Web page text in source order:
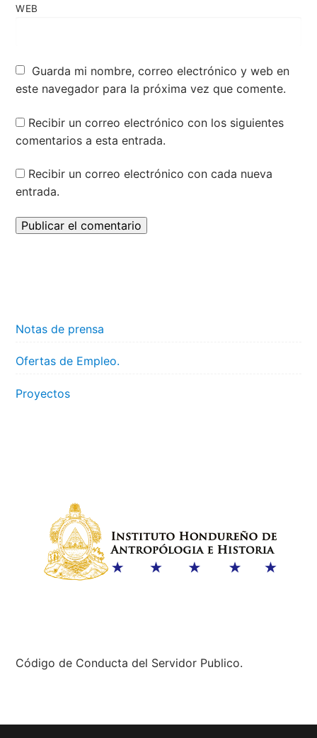
WEB
Guarda mi nombre, correo electrónico y web en
este navegador para la próxima vez que comente.
Recibir un correo electrónico con los siguientes
comentarios a esta entrada.
Recibir un correo electrónico con cada nueva
entrada.
Notas de prensa
Ofertas de Empleo.
Proyectos
Código de Conducta del Servidor Publico.